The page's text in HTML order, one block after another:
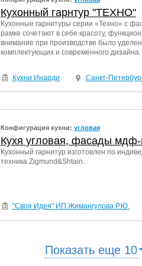
Кухонный гарнтур "ТЕХНО"
Кухонные гарнитуры серии «Техно» с
рамке сочетают в себе красоту,
внимание при производстве было
комплектующих и современного дизайна.
Кухни Инарди Санкт-
Конфигурация кухни: угловая
Кухя угловая, фасады мдф-
Кухонный гарнитур изготовлен по
техника Zigmund&Shtain.
"Своя Идея" ИП Жимангулова Р.Ю.
Показать еще 10